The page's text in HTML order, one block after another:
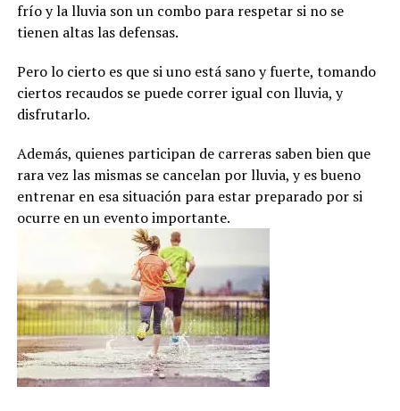
frío y la lluvia son un combo para respetar si no se
tienen altas las defensas.
Pero lo cierto es que si uno está sano y fuerte, tomando
ciertos recaudos se puede correr igual con lluvia, y
disfrutarlo.
Además, quienes participan de carreras saben bien que
rara vez las mismas se cancelan por lluvia, y es bueno
entrenar en esa situación para estar preparado por si
ocurre en un evento importante.